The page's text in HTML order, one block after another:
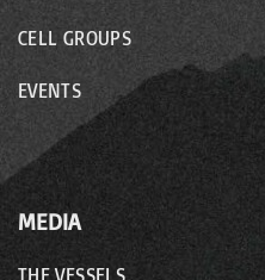
CELL GROUPS
EVENTS
MEDIA